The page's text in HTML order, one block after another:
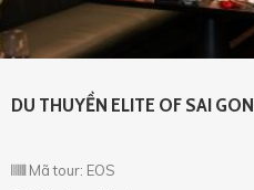
DU THUYỀN ELITE OF SAI GON
Mã tour: EOS